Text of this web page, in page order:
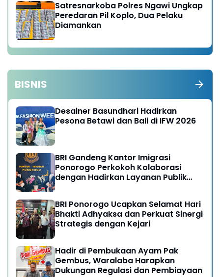
Satresnarkoba Polres Ngawi Ungkap
Peredaran Pil Koplo, Dua Pelaku
Diamankan
BISNIS
Desainer Basundhari Hadirkan
Pesona Betawi dan Bali di IFW 2026
BRI Gandeng Kantor Imigrasi
Ponorogo Perkokoh Kolaborasi
dengan Hadirkan Layanan Publik
BRI Ponorogo Ucapkan Selamat Hari
Bhakti Adhyaksa dan Perkuat Sinergi
Strategis dengan Kejari
Hadir di Pembukaan Ayam Pak
Gembus, Waralaba Harapkan
Dukungan Regulasi dan Pembiayaan